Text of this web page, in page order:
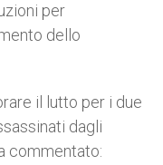
per
dello
il lutto per i due
dagli
commentato: